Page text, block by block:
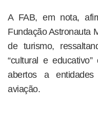
A FAB, em nota,
Fundação Astronauta
de turismo,
“cultural e
abertos a
aviação.